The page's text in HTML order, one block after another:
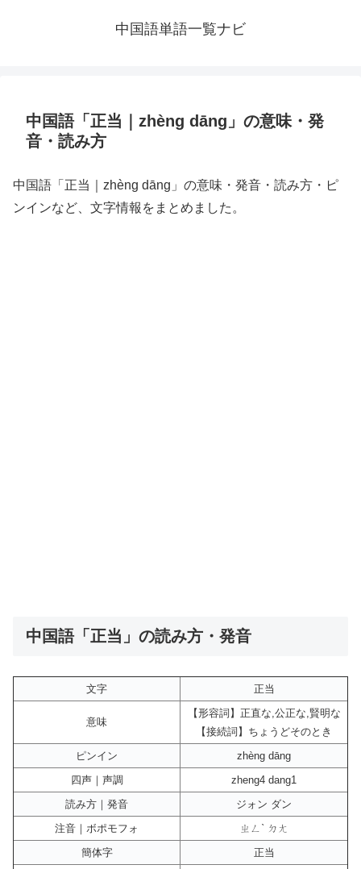
中国語単語一覧ナビ
中国語「正当｜zhèng dāng」の意味・発
音・読み方
中国語「正当｜zhèng dāng」の意味・発音・読み方・ピ
ンインなど、文字情報をまとめました。
中国語「正当」の読み方・発音
文字 正当
意味
【形容詞】正直な,公正な,賢明な
【接続詞】ちょうどそのとき
ピンイン
zhèng dāng
四声｜声調
zheng4 dang1
読み方｜発音
ジォン ダン
注音｜ボポモフォ
ㄓㄥˋ ㄉㄤ
簡体字
正当